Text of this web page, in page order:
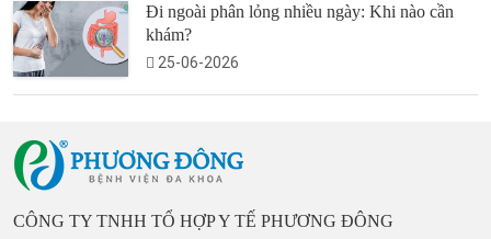
Đi ngoài phân lỏng nhiều ngày: Khi nào cần
khám?
25-06-2026
CÔNG TY TNHH TỔ HỢP Y TẾ PHƯƠNG ĐÔNG